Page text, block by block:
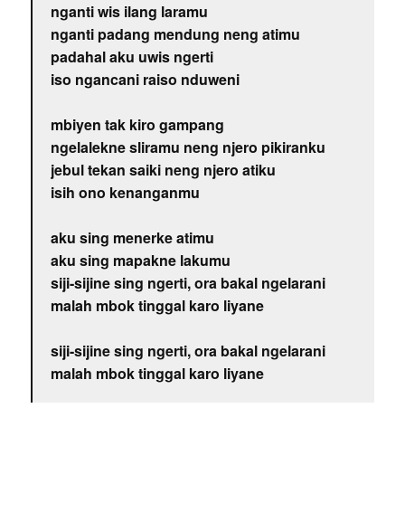
nganti wis ilang laramu
nganti padang mendung neng atimu
padahal aku uwis ngerti
iso ngancani raiso nduweni
mbiyen tak kiro gampang
ngelalekne sliramu neng njero pikiranku
jebul tekan saiki neng njero atiku
isih ono kenanganmu
aku sing menerke atimu
aku sing mapakne lakumu
siji-sijine sing ngerti, ora bakal ngelarani
malah mbok tinggal karo liyane
siji-sijine sing ngerti, ora bakal ngelarani
malah mbok tinggal karo liyane